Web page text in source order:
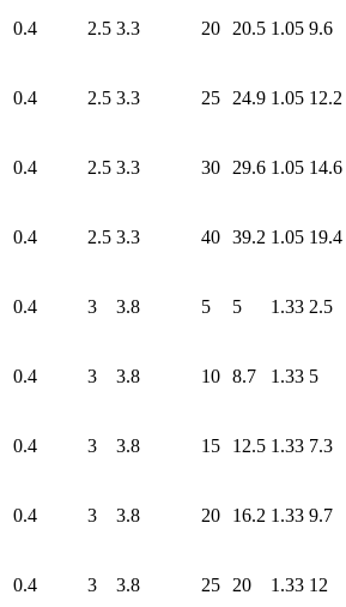
0.4 2.5 3.3 20 20.5 1.05 9.6
0.4 2.5 3.3 25 24.9 1.05 12.2
0.4 2.5 3.3 30 29.6 1.05 14.6
0.4 2.5 3.3 40 39.2 1.05 19.4
0.4 3 3.8 5 5 1.33 2.5
0.4 3 3.8 10 8.7 1.33 5
0.4 3 3.8 15 12.5 1.33 7.3
0.4 3 3.8 20 16.2 1.33 9.7
0.4 3 3.8 25 20 1.33 12